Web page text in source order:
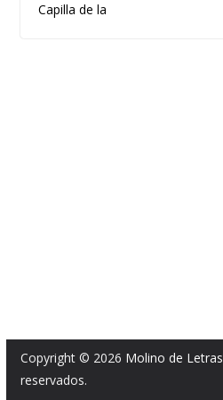
Capilla de la
Copyright © 2026 Molino de Letras
reservados.